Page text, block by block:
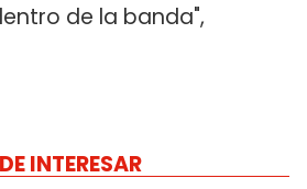
de la banda",
INTERESAR